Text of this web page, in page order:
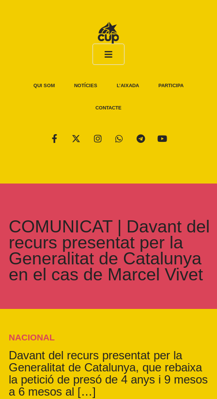
QUI SOM NOTÍCIES L’AIXADA PARTICIPA
CONTACTE
COMUNICAT | Davant del
recurs presentat per la
Generalitat de Catalunya
en el cas de Marcel Vivet
NACIONAL
Davant del recurs presentat per la
Generalitat de Catalunya, que rebaixa
la petició de presó de 4 anys i 9 mesos
a 6 mesos al […]